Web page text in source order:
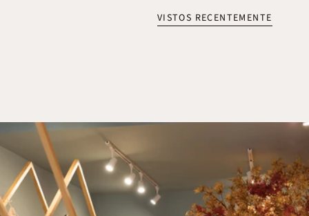
VISTOS RECENTEMENTE